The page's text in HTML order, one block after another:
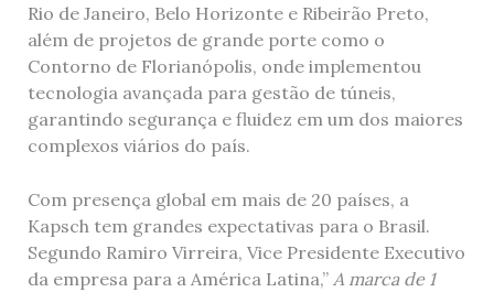
Rio de Janeiro, Belo Horizonte e Ribeirão Preto,
além de projetos de grande porte como o
Contorno de Florianópolis, onde implementou
tecnologia avançada para gestão de túneis,
garantindo segurança e fluidez em um dos maiores
complexos viários do país.
Com presença global em mais de 20 países, a
Kapsch tem grandes expectativas para o Brasil.
Segundo Ramiro Virreira, Vice Presidente Executivo
da empresa para a América Latina,” A marca de 1